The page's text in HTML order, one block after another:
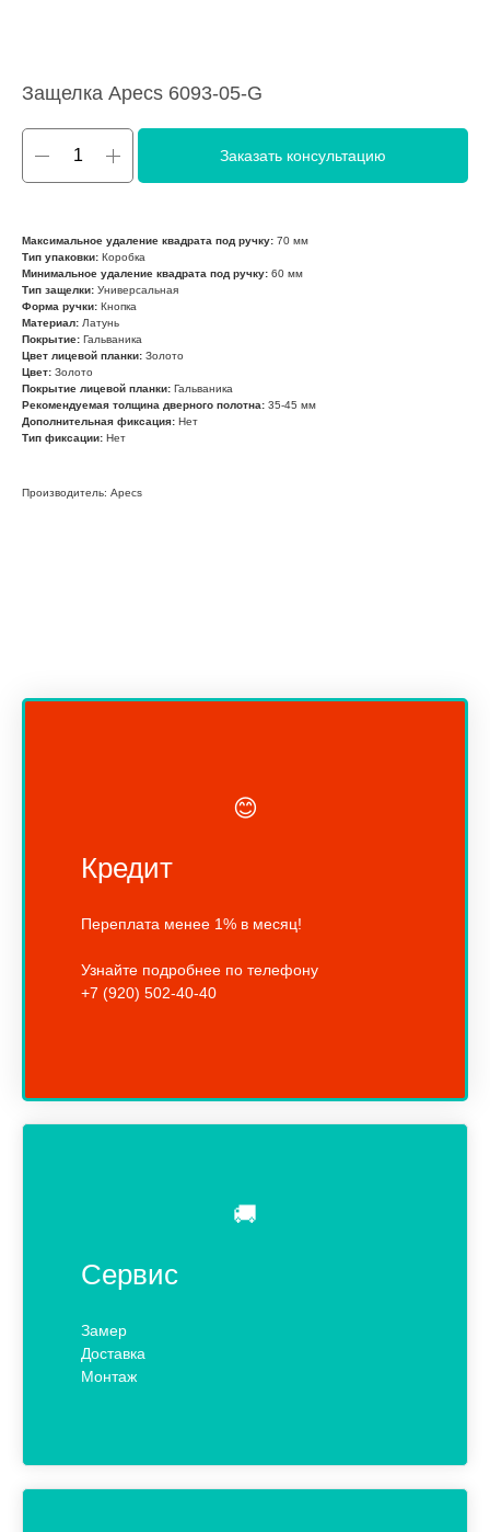
Защелка Apecs 6093-05-G
Заказать консультацию
Максимальное удаление квадрата под ручку: 70 мм
Тип упаковки: Коробка
Минимальное удаление квадрата под ручку: 60 мм
Тип защелки: Универсальная
Форма ручки: Кнопка
Материал: Латунь
Покрытие: Гальваника
Цвет лицевой планки: Золото
Цвет: Золото
Покрытие лицевой планки: Гальваника
Рекомендуемая толщина дверного полотна: 35-45 мм
Дополнительная фиксация: Нет
Тип фиксации: Нет
Производитель: Apecs
😊
Кредит
Переплата менее 1% в месяц!
Узнайте подробнее по телефону
+7 (920) 502-40-40
🚚
Сервис
Замер
Доставка
Монтаж